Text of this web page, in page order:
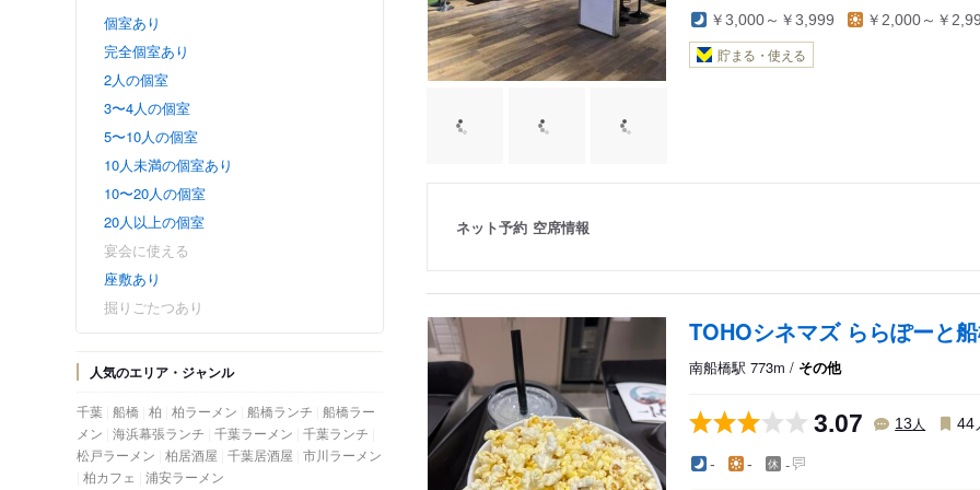
個室あり
完全個室あり
2人の個室
3〜4人の個室
5〜10人の個室
10人未満の個室あり
10〜20人の個室
20人以上の個室
宴会に使える
座敷あり
掘りごたつあり
人気のエリア・ジャンル
千葉 船橋 柏 柏ラーメン 船橋ランチ 船橋ラー
メン 海浜幕張ランチ 千葉ラーメン 千葉ランチ
松戸ラーメン 柏居酒屋 千葉居酒屋 市川ラーメン
柏カフェ
浦安ラーメン
￥3,000～￥3,999 ￥2,000～￥
貯まる・使える
ネット予約 空席情報
TOHOシネマズ ららぽーと
南船橋駅 773m / その他
3.07 13 人 44
- - -